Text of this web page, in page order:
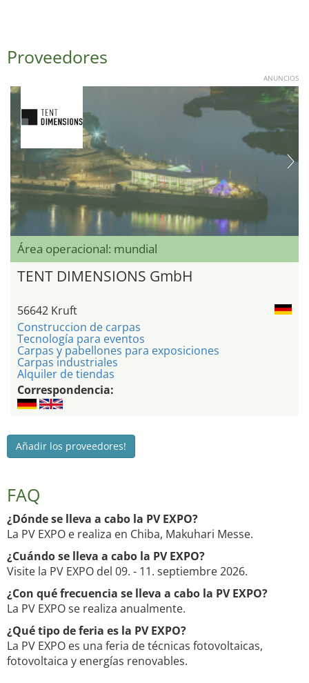
Proveedores
ANUNCIOS
Área operacional: mundial
TENT DIMENSIONS GmbH
56642 Kruft
Construccion de carpas
Tecnología para eventos
Carpas y pabellones para exposiciones
Carpas industriales
Alquiler de tiendas
Correspondencia:
Añadir los proveedores!
FAQ
¿Dónde se lleva a cabo la PV EXPO?
La PV EXPO e realiza en Chiba, Makuhari Messe.
¿Cuándo se lleva a cabo la PV EXPO?
Visite la PV EXPO del 09. - 11. septiembre 2026.
¿Con qué frecuencia se lleva a cabo la PV EXPO?
La PV EXPO se realiza anualmente.
¿Qué tipo de feria es la PV EXPO?
La PV EXPO es una feria de técnicas fotovoltaicas,
fotovoltaica y energías renovables.